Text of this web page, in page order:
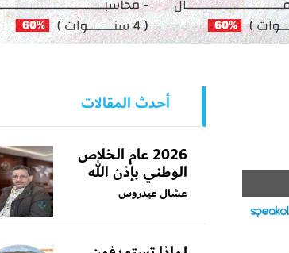
أحدث المقالات
2026 عام الخلاص
الوطني بإذن الله
عشال عيدروس